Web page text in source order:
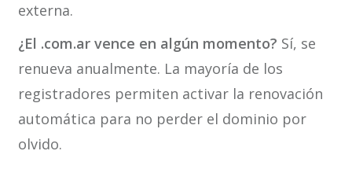
externa.
¿El .com.ar vence en algún momento? Sí, se
renueva anualmente. La mayoría de los
registradores permiten activar la renovación
automática para no perder el dominio por
olvido.